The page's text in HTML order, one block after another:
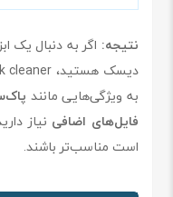
نتیجه: اگر به دنبال یک
به ویژگی‌هایی مانند
فایل‌های اضافی نیاز
است مناسب‌تر باشند.